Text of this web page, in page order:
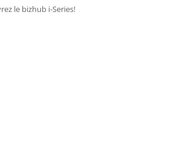
le bizhub i-Series!